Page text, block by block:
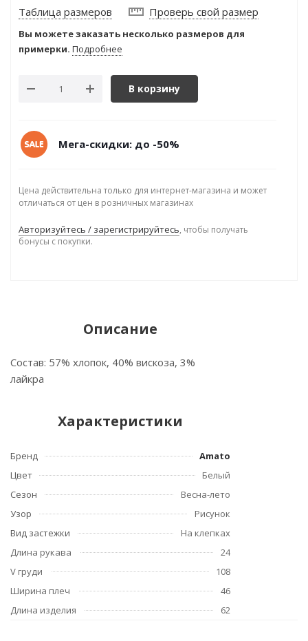
Таблица размеров Проверь свой размер
Вы можете заказать несколько размеров для
примерки. Подробнее
В корзину
Мега-скидки: до -50%
Цена действительна только для интернет-магазина и может
отличаться от цен в розничных магазинах
Авторизуйтесь / зарегистрируйтесь, чтобы получать
бонусы с покупки.
Описание
Состав: 57% хлопок, 40% вискоза, 3%
лайкра
Характеристики
Бренд
Amato
Цвет
Белый
Сезон
Весна-лето
Узор
Рисунок
Вид застежки
На клепках
Длина рукава
24
V груди
108
Ширина плеч
46
Длина изделия
62